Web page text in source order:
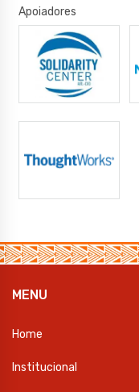
Apoiadores
MENU
Home
Institucional